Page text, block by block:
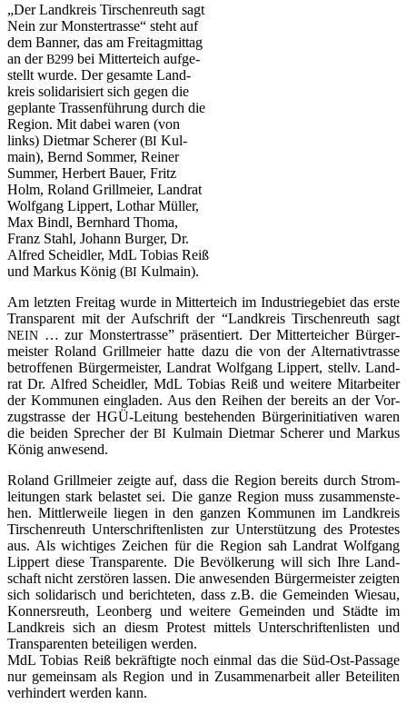
„Der Land­kreis Tir­schen­reuth sagt
Nein zur Mons­ter­tras­se“ steht auf
dem Ban­ner, das am Frei­tag­mit­tag
an derB299 bei Mit­ter­teich auf­ge­
stellt wur­de. Der gesam­te Land­
kreis soli­da­ri­siert sich gegen die
geplan­te Tras­sen­füh­rung durch die
Regi­on. Mit dabei waren (von
links) Diet­mar Sche­rer (BI Kul­
main), Bernd Som­mer, Rei­ner
Sum­mer, Her­bert Bau­er, Fritz
Holm, Roland Grill­mei­er, Land­rat
Wolf­gang Lip­pert, Lothar Mül­ler,
Max Bindl, Bern­hard Tho­ma,
Franz Stahl, Johann Bur­ger, Dr.
Alfred Scheid­ler, MdL Tobi­as Reiß
und Mar­kus König (BI Kulmain).
Am letz­ten Frei­tag wur­de in Mit­ter­teich im Indus­trie­ge­biet das ers­te
Trans­pa­rent mit der Auf­schrift der “Land­kreis Tir­schen­reuth sagt
NEIN … zur Mons­ter­tras­se” prä­sen­tiert. Der Mit­ter­tei­cher Bür­ger­
meis­ter Roland Grill­mei­er hat­te dazu die von der Alter­na­tiv­tras­se
betrof­fe­nen Bür­ger­meis­ter, Land­rat Wolf­gang Lip­pert, stellv. Land­
rat Dr. Alfred Scheid­ler, MdL Tobi­as Reiß und wei­te­re Mit­ar­bei­ter
der Kom­mu­nen ein­gla­den. Aus den Rei­hen der bereits an der Vor­
zug­stras­se der HGÜ-Lei­tung bestehen­den Bür­ger­initia­ti­ven waren
die bei­den Spre­cher derBI Kul­main Diet­mar Sche­rer und Mar­kus
König anwesend.
Roland Grill­mei­er zeig­te auf, dass die Regi­on bereits durch Strom­
lei­tun­gen stark belas­tet sei. Die gan­ze Regi­on muss zusam­men­ste­
hen. Mitt­ler­wei­le lie­gen in den gan­zen Kom­mu­nen im Land­kreis
Tir­schen­reuth Unter­schrif­ten­lis­ten zur Unter­stüt­zung des Pro­tes­tes
aus. Als wich­ti­ges Zei­chen für die Regi­on sah Land­rat Wolf­gang
Lip­pert die­se Trans­pa­ren­te. Die Bevöl­ke­rung will sich Ihre Land­
schaft nicht zer­stö­ren las­sen. Die anwe­sen­den Bür­ger­meis­ter zeig­ten
sich soli­da­risch und berich­te­ten, dass z.B. die Gemein­den Wies­au,
Kon­ners­reuth, Leon­berg und wei­te­re Gemein­den und Städ­te im
Land­kreis sich an diesm Pro­test mit­tels Unter­schrif­ten­lis­ten und
Trans­pa­ren­ten betei­li­gen wer­den.
MdL Tobi­as Reiß bekräf­tig­te noch ein­mal das die Süd-Ost-Pas­sa­ge
nur gemein­sam als Regi­on und in Zusam­men­ar­beit aller Betei­li­ten
ver­hin­dert wer­den kann.